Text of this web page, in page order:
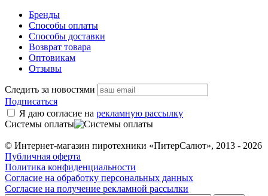
Бренды
Способы оплаты
Способы доставки
Возврат товара
Оптовикам
Отзывы
Следить за новостями
Подписаться
Я даю согласие на рекламную рассылку
Системы оплаты
© Интернет-магазин пиротехники «ПитерСалют», 2013 - 2026
Публичная оферта
Политика конфиденциальности
Согласие на обработку персональных данных
Согласие на получение рекламной рассылки